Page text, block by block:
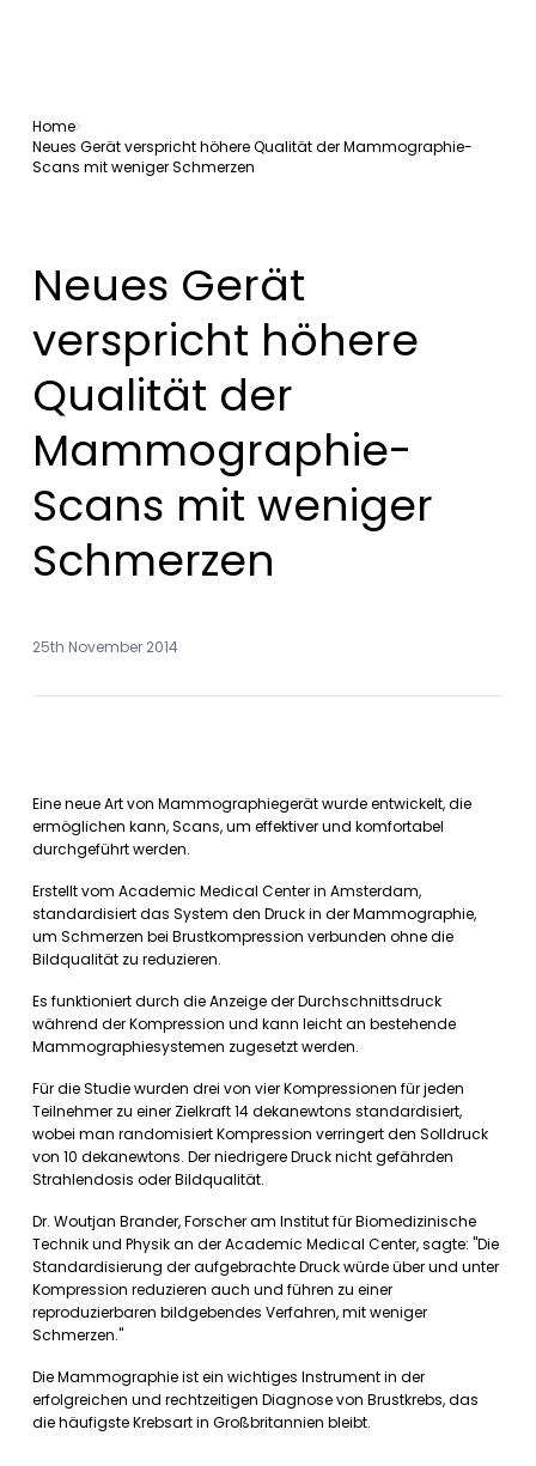
Home
Neues Gerät verspricht höhere Qualität der Mammographie-
Scans mit weniger Schmerzen
Neues Gerät
verspricht höhere
Qualität der
Mammographie-
Scans mit weniger
Schmerzen
25th November 2014
Eine neue Art von Mammographiegerät wurde entwickelt, die
ermöglichen kann, Scans, um effektiver und komfortabel
durchgeführt werden.
Erstellt vom Academic Medical Center in Amsterdam,
standardisiert das System den Druck in der Mammographie,
um Schmerzen bei Brustkompression verbunden ohne die
Bildqualität zu reduzieren.
Es funktioniert durch die Anzeige der Durchschnittsdruck
während der Kompression und kann leicht an bestehende
Mammographiesystemen zugesetzt werden.
Für die Studie wurden drei von vier Kompressionen für jeden
Teilnehmer zu einer Zielkraft 14 dekanewtons standardisiert,
wobei man randomisiert Kompression verringert den Solldruck
von 10 dekanewtons. Der niedrigere Druck nicht gefährden
Strahlendosis oder Bildqualität.
Dr. Woutjan Brander, Forscher am Institut für Biomedizinische
Technik und Physik an der Academic Medical Center, sagte: "Die
Standardisierung der aufgebrachte Druck würde über und unter
Kompression reduzieren auch und führen zu einer
reproduzierbaren bildgebendes Verfahren, mit weniger
Schmerzen."
Die Mammographie ist ein wichtiges Instrument in der
erfolgreichen und rechtzeitigen Diagnose von Brustkrebs, das
die häufigste Krebsart in Großbritannien bleibt.